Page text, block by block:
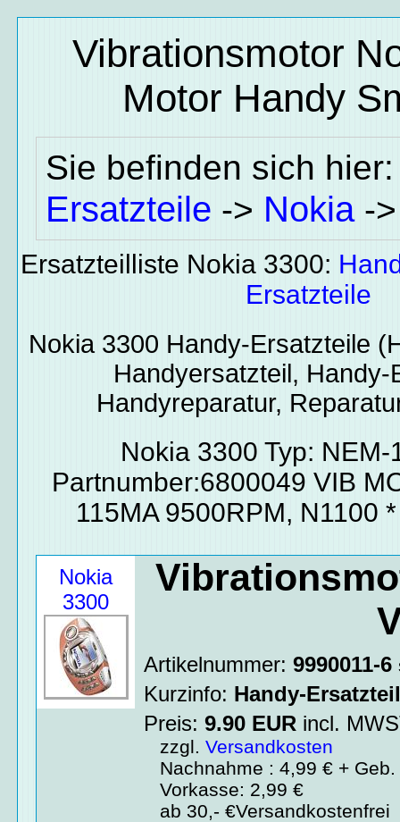
Vibrationsmotor
Motor Handy
Sie befinden sich
Ersatzteile -> Nokia-
Ersatzteilliste Nokia 3300:
Ersatzteile
Nokia 3300 Handy-Ersatzteile
Handyersatzteil, Handy-
Handyreparatur,
Nokia 3300 Typ: NEM-
Partnumber:6800049 VIB
115MA 9500RPM, N1100
Nokia
3300
Artikelnummer:9990011-6
Kurzinfo: Handy-
Preis:9.90 EUR incl.
zzgl.Versandkosten
Nachnahme : 4,99 € + Geb.
Vorkasse: 2,99 €
ab 30,- €Versandkostenfrei